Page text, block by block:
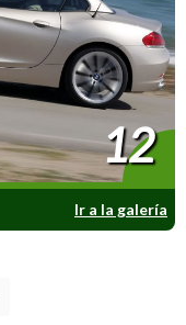
Ir a la galería
12